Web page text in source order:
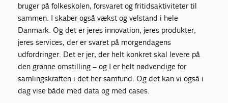
bruger på folkeskolen, forsvaret og fritidsaktiviteter til
sammen. I skaber også vækst og velstand i hele
Danmark. Og det er jeres innovation, jeres produkter,
jeres services, der er svaret på morgendagens
udfordringer. Det er jer, der helt konkret skal levere på
den grønne omstilling – og I er helt nødvendige for
samlingskraften i det her samfund. Og det kan vi også i
dag vise både med data og med cases.